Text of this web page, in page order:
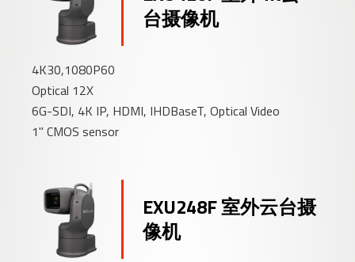
台摄像机
4K30,1080P60
Optical 12X
6G-SDI, 4K IP, HDMI, IHDBaseT, Optical Video
1" CMOS sensor
EXU248F 室外云台摄
像机